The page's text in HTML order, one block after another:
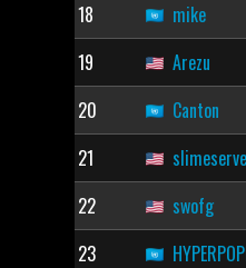
18
mike
19
Arezu
20
Canton
21
22
swofg
23